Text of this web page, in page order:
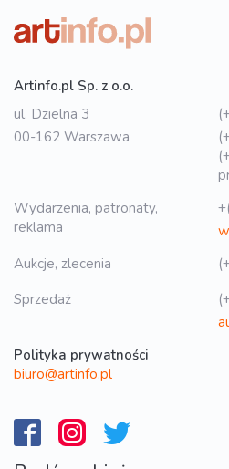
Artinfo.pl Sp. z o.o.
ul. Dzielna 3
00-162 Warszawa
Wydarzenia, patronaty,
reklama
Aukcje, zlecenia
Sprzedaż
Polityka prywatności
biuro@artinfo.pl